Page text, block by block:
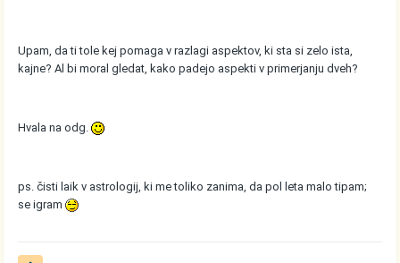
Upam, da ti tole kej pomaga v razlagi aspektov, ki sta si zelo ista,
kajne? Al bi moral gledat, kako padejo aspekti v primerjanju dveh?
Hvala na odg.
ps. čisti laik v astrologij, ki me toliko zanima, da pol leta malo tipam;
se igram